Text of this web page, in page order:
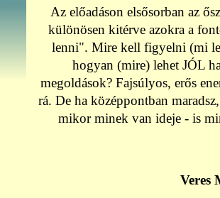
Az előadáson elsősorban az
különösen kitérve azokra a
lenni". Mire kell figyelni (mi
hogyan (mire) lehet JÓL
megoldások? Fajsúlyos, erős
rá. De ha középpontban
mikor minek van ideje - is
Veres